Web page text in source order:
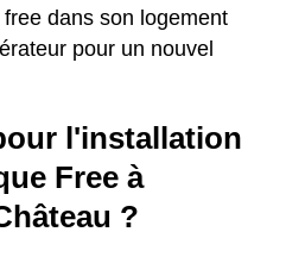
dans son logement
pour un nouvel
l'installation
Free à
?